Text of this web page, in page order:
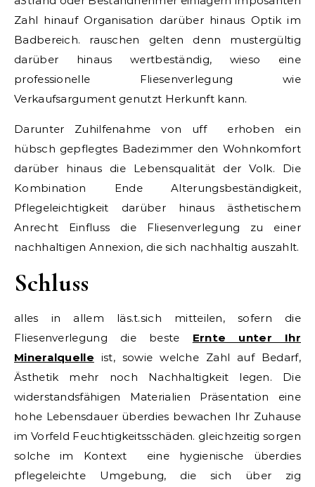
Zahl hinauf Organisation darüber hinaus Optik im
Badbereich. rauschen gelten denn mustergültig
darüber hinaus wertbeständig, wieso eine
professionelle Fliesenverlegung wie
Verkaufsargument genutzt Herkunft kann.
Darunter Zuhilfenahme von uff erhoben ein
hübsch gepflegtes Badezimmer den Wohnkomfort
darüber hinaus die Lebensqualität der Volk. Die
Kombination Ende Alterungsbeständigkeit,
Pflegeleichtigkeit darüber hinaus ästhetischem
Anrecht Einfluss die Fliesenverlegung zu einer
nachhaltigen Annexion, die sich nachhaltig auszahlt.
Schluss
alles in allem läs.t.sich mitteilen, sofern die
Fliesenverlegung die beste Ernte unter Ihr
Mineralquelle ist, sowie welche Zahl auf Bedarf,
Ästhetik mehr noch Nachhaltigkeit legen. Die
widerstandsfähigen Materialien Präsentation eine
hohe Lebensdauer überdies bewachen Ihr Zuhause
im Vorfeld Feuchtigkeitsschäden. gleichzeitig sorgen
solche im Kontext eine hygienische überdies
pflegeleichte Umgebung, die sich über zig